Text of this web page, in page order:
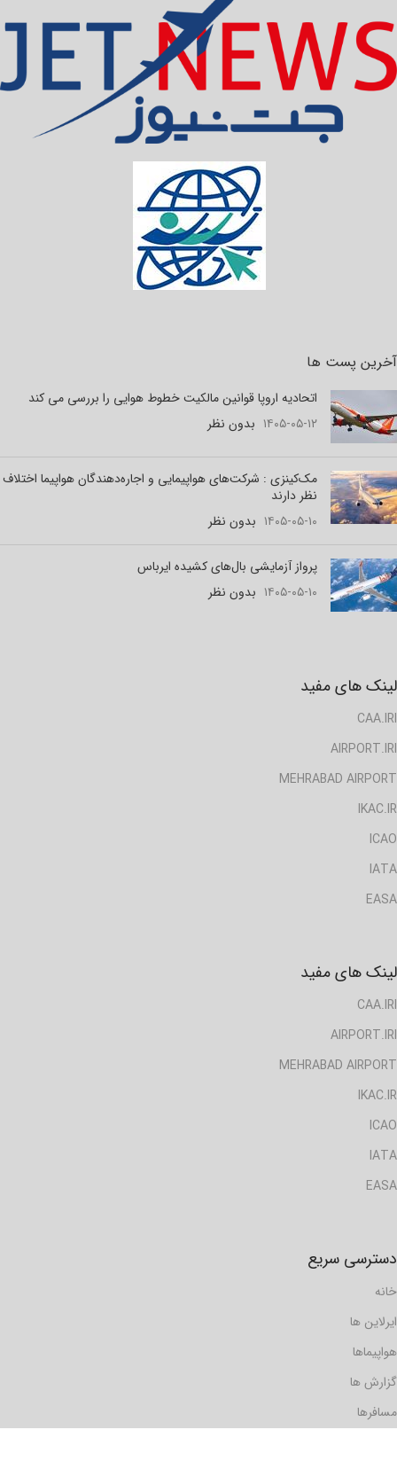
آخرین پست ها
اتحادیه اروپا قوانین مالکیت خطوط هوایی را بررسی می کند
۱۴۰۵-۰۵-۱۲ بدون نظر
مک‌کینزی : شرکت‌های هواپیمایی و اجاره‌دهندگان هواپیما اختلاف
نظر دارند
۱۴۰۵-۰۵-۱۰ بدون نظر
پرواز آزمایشی بال‌های کشیده ایرباس
۱۴۰۵-۰۵-۱۰ بدون نظر
لینک های مفید
CAA.IRI
AIRPORT.IRI
MEHRABAD AIRPORT
IKAC.IR
ICAO
IATA
EASA
لینک های مفید
CAA.IRI
AIRPORT.IRI
MEHRABAD AIRPORT
IKAC.IR
ICAO
IATA
EASA
دسترسی سریع
خانه
ایرلاین ها
هواپیماها
گزارش ها
مسافرها